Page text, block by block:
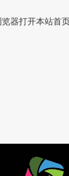
器打开本站首